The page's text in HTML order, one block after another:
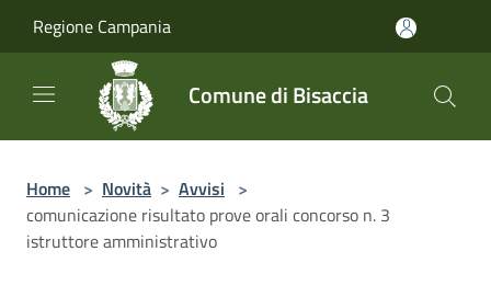
Regione Campania
Comune di Bisaccia
Home > Novità > Avvisi >
comunicazione risultato prove orali concorso n. 3
istruttore amministrativo